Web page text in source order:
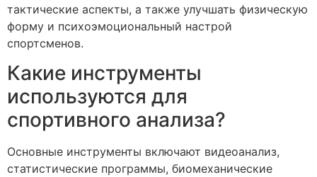
тактические аспекты, а также улучшать физическую
форму и психоэмоциональный настрой
спортсменов.
Какие инструменты
используются для
спортивного анализа?
Основные инструменты включают видеоанализ,
статистические программы, биомеханические